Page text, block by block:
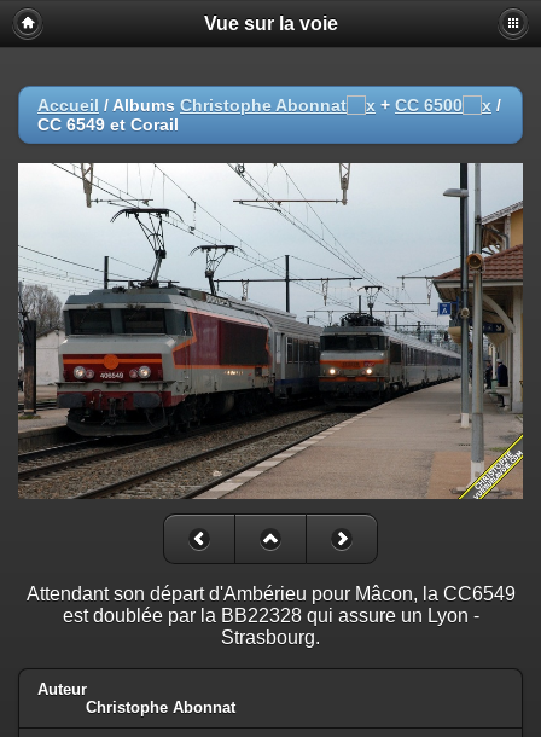
Vue sur la voie
Accueil / Albums Christophe Abonnat + CC 6500
/
CC 6549 et Corail
Attendant son départ d'Ambérieu pour Mâcon, la CC6549
est doublée par la BB22328 qui assure un Lyon -
Strasbourg.
Auteur
Christophe Abonnat